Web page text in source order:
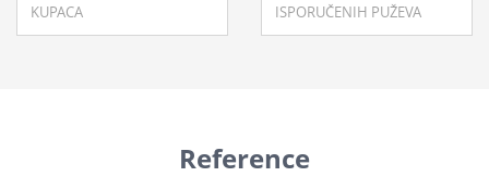
KUPACA ISPORUČENIH PUŽEVA
Reference